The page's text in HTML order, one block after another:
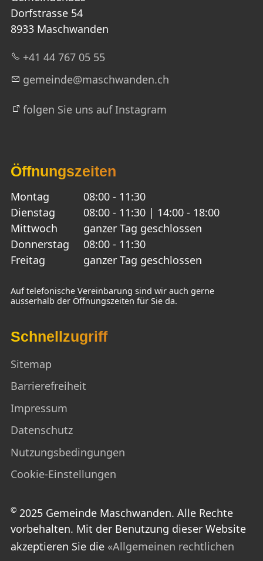
Dorfstrasse 54
8933 Maschwanden
+41 44 767 05 55
g m nd m schw nd n ch
folgen Sie uns auf Instagram
Öffnungszeiten
Montag
08:00 - 11:30
Dienstag
08:00 - 11:30 | 14:00 - 18:00
Mittwoch
ganzer Tag geschlossen
Donnerstag
08:00 - 11:30
Freitag
ganzer Tag geschlossen
Auf telefonische Vereinbarung sind wir auch gerne
ausserhalb der Öffnungszeiten für Sie da.
Schnellzugriff
Sitemap
Barrierefreiheit
Impressum
Datenschutz
Nutzungsbedingungen
Cookie-Einstellungen
© 2025 Gemeinde Maschwanden. Alle Rechte
vorbehalten. Mit der Benutzung dieser Website
akzeptieren Sie die «Allgemeinen rechtlichen